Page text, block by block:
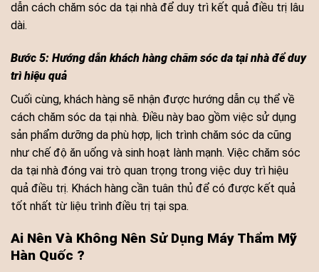
dẫn cách chăm sóc da tại nhà để duy trì kết quả điều trị lâu
dài.
Bước 5: Hướng dẫn khách hàng chăm sóc da tại nhà để duy
trì hiệu quả
Cuối cùng, khách hàng sẽ nhận được hướng dẫn cụ thể về
cách chăm sóc da tại nhà. Điều này bao gồm việc sử dụng
sản phẩm dưỡng da phù hợp, lịch trình chăm sóc da cũng
như chế độ ăn uống và sinh hoạt lành mạnh. Việc chăm sóc
da tại nhà đóng vai trò quan trọng trong việc duy trì hiệu
quả điều trị. Khách hàng cần tuân thủ để có được kết quả
tốt nhất từ liệu trình điều trị tại spa.
Ai Nên Và Không Nên Sử Dụng Máy Thẩm Mỹ
Hàn Quốc ?